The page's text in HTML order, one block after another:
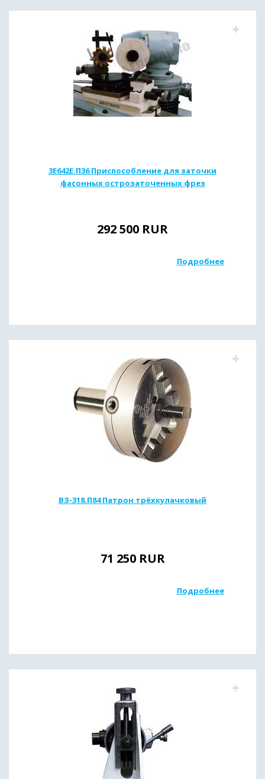
3Е642Е.П36 Приспособление для заточки
фасонных острозаточенных фрез
292 500 RUR
Подробнее
ВЗ-318.П84 Патрон трёхкулачковый
71 250 RUR
Подробнее